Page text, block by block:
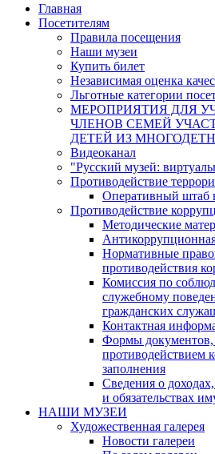
Главная
Посетителям
Правила посещения
Наши музеи
Купить билет
Независимая оценка
Льготные категории
МЕРОПРИЯТИЯ ДЛЯ
ЧЛЕНОВ СЕМЕЙ
ДЕТЕЙ ИЗ
Видеоканал
"Русский музей:
Противодействие
Оперативный штаб
Противодействие
Методические
Нормативные
противодействия
Комиссия по
служебному
гражданских
Контактная
Формы документов,
противодействием
заполнения
Сведения о
и обязательствах
НАШИ МУЗЕИ
Художественная галерея
Новости галереи